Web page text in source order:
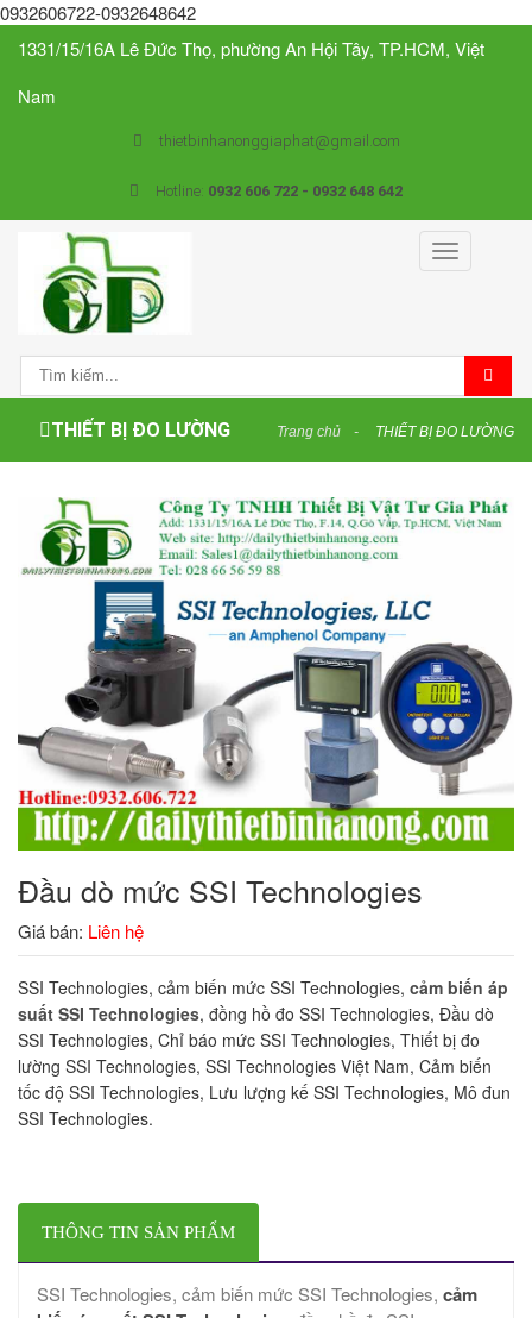
0932606722-0932648642
1331/15/16A Lê Đức Thọ, phường An Hội Tây, TP.HCM, Việt
Nam
thietbinhanonggiaphat@gmail.com
Hotline: 0932 606 722 - 0932 648 642
Toggle
navigation
THIẾT BỊ ĐO LƯỜNG Trang chủ THIẾT BỊ ĐO LƯỜNG
Đầu dò mức SSI Technologies
Giá bán: Liên hệ
SSI Technologies, cảm biến mức SSI Technologies, cảm biến áp
suất SSI Technologies, đồng hồ đo SSI Technologies, Đầu dò
SSI Technologies, Chỉ báo mức SSI Technologies, Thiết bị đo
lường SSI Technologies, SSI Technologies Việt Nam, Cảm biến
tốc độ SSI Technologies, Lưu lượng kế SSI Technologies, Mô đun
SSI Technologies.
THÔNG TIN SẢN PHẨM
SSI Technologies, cảm biến mức SSI Technologies, cảm